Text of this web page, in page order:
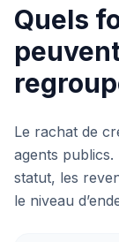
Quels
Le rachat de
agents
statut, les
le niveau